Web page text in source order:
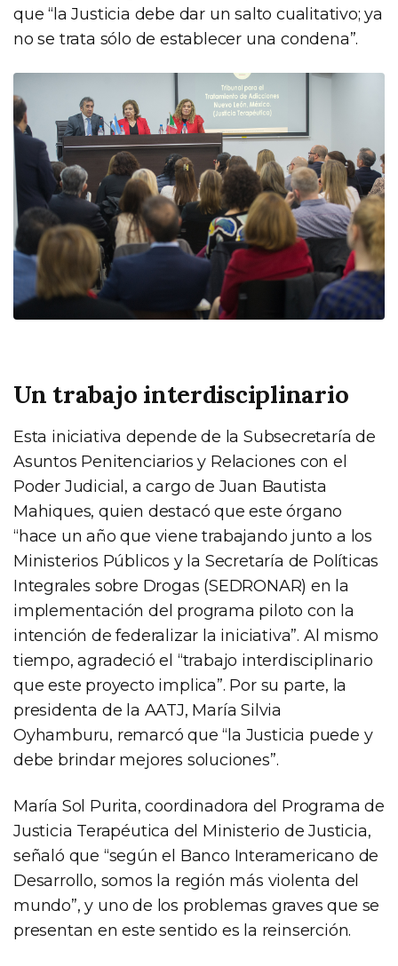
que “la Justicia debe dar un salto cualitativo; ya
no se trata sólo de establecer una condena”.
Un trabajo interdisciplinario
Esta iniciativa depende de la Subsecretaría de
Asuntos Penitenciarios y Relaciones con el
Poder Judicial, a cargo de Juan Bautista
Mahiques, quien destacó que este órgano
“hace un año que viene trabajando junto a los
Ministerios Públicos y la Secretaría de Políticas
Integrales sobre Drogas (SEDRONAR) en la
implementación del programa piloto con la
intención de federalizar la iniciativa”. Al mismo
tiempo, agradeció el “trabajo interdisciplinario
que este proyecto implica”. Por su parte, la
presidenta de la AATJ, María Silvia
Oyhamburu, remarcó que “la Justicia puede y
debe brindar mejores soluciones”.
María Sol Purita, coordinadora del Programa de
Justicia Terapéutica del Ministerio de Justicia,
señaló que “según el Banco Interamericano de
Desarrollo, somos la región más violenta del
mundo”, y uno de los problemas graves que se
presentan en este sentido es la reinserción.